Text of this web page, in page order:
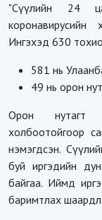
"Сүүлийн 24
Ингэхэд 630
581 нь
49 нь орон
Орон нутагт
холбоотойгоор
нэмэгдсэн.
буй иргэдийн
байгаа. Иймд
баримтлах